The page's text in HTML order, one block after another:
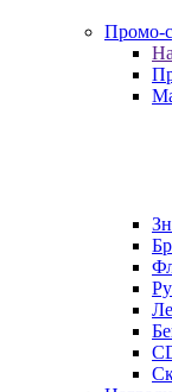
Промо-